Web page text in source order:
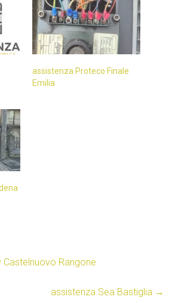
assistenza Proteco Finale
Emilia
Rangone
assistenza Sea Bastiglia →